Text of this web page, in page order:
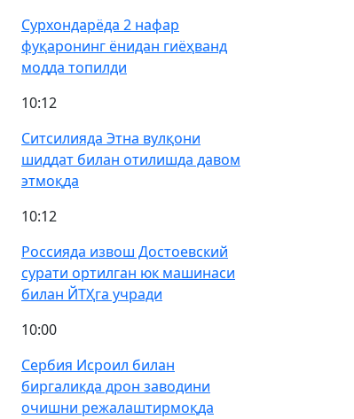
Сурхондарёда 2 нафар
фуқаронинг ёнидан гиёҳванд
модда топилди
10:12
Ситсилияда Этна вулқони
шиддат билан отилишда давом
этмоқда
10:12
Россияда извош Достоевский
сурати ортилган юк машинаси
билан ЙТҲга учради
10:00
Сербия Исроил билан
биргаликда дрон заводини
очишни режалаштирмоқда